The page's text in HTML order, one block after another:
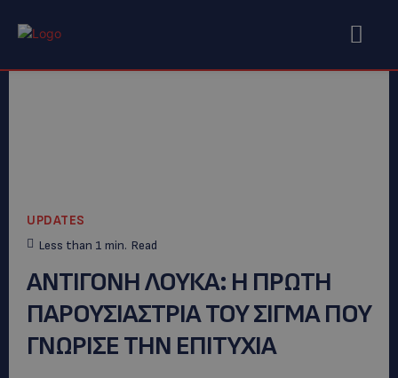
UPDATES
Less than 1 min. Read
ΑΝΤΙΓΟΝΗ ΛΟΥΚΑ: Η ΠΡΩΤΗ
ΠΑΡΟΥΣΙΑΣΤΡΙΑ ΤΟΥ ΣΙΓΜΑ ΠΟΥ
ΓΝΩΡΙΣΕ ΤΗΝ ΕΠΙΤΥΧΙΑ